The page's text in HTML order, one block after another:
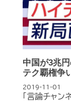
中国が3兆
テク覇権争
2019-11-01
「言論チャン